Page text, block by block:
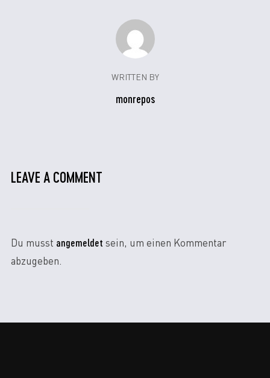
WRITTEN BY
monrepos
LEAVE A COMMENT
Du musst angemeldet sein, um einen Kommentar
abzugeben.